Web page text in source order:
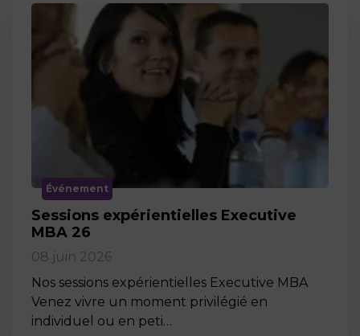
Événement
Sessions expérientielles Executive
MBA 26
08 juin 2026
Nos sessions expérientielles Executive MBA
Venez vivre un moment privilégié en
individuel ou en peti…